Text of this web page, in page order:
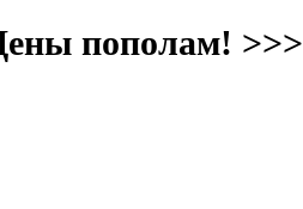
пополам! >>>